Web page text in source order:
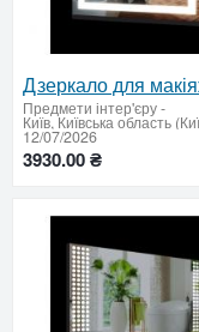
Предмети інтер'єру-
12/07/2026
3930.00 ₴